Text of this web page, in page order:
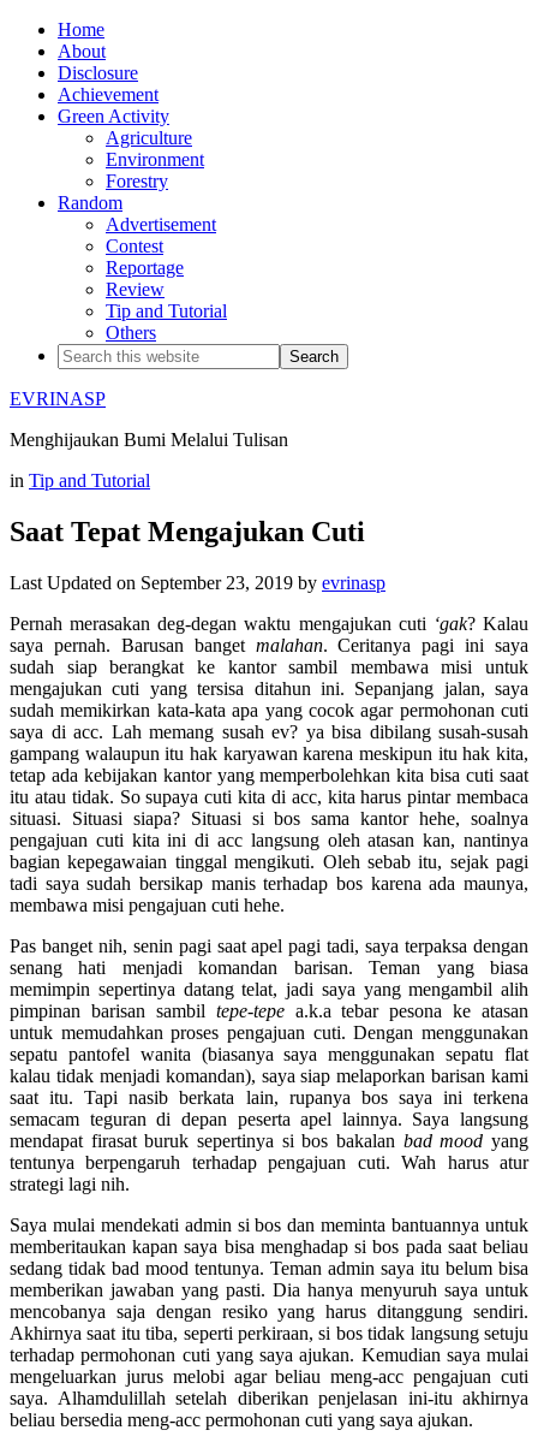
Home
About
Disclosure
Achievement
Green Activity
Agriculture
Environment
Forestry
Random
Advertisement
Contest
Reportage
Review
Tip and Tutorial
Others
EVRINASP
Menghijaukan Bumi Melalui Tulisan
in Tip and Tutorial
Saat Tepat Mengajukan Cuti
Last Updated on September 23, 2019 by evrinasp
Pernah merasakan deg-degan waktu mengajukan cuti ‘gak? Kalau
saya pernah. Barusan banget malahan. Ceritanya pagi ini saya
sudah siap berangkat ke kantor sambil membawa misi untuk
mengajukan cuti yang tersisa ditahun ini. Sepanjang jalan, saya
sudah memikirkan kata-kata apa yang cocok agar permohonan cuti
saya di acc. Lah memang susah ev? ya bisa dibilang susah-susah
gampang walaupun itu hak karyawan karena meskipun itu hak kita,
tetap ada kebijakan kantor yang memperbolehkan kita bisa cuti saat
itu atau tidak. So supaya cuti kita di acc, kita harus pintar membaca
situasi. Situasi siapa? Situasi si bos sama kantor hehe, soalnya
pengajuan cuti kita ini di acc langsung oleh atasan kan, nantinya
bagian kepegawaian tinggal mengikuti. Oleh sebab itu, sejak pagi
tadi saya sudah bersikap manis terhadap bos karena ada maunya,
membawa misi pengajuan cuti hehe.
Pas banget nih, senin pagi saat apel pagi tadi, saya terpaksa dengan
senang hati menjadi komandan barisan. Teman yang biasa
memimpin sepertinya datang telat, jadi saya yang mengambil alih
pimpinan barisan sambil tepe-tepea.k.a tebar pesona ke atasan
untuk memudahkan proses pengajuan cuti. Dengan menggunakan
sepatu pantofel wanita (biasanya saya menggunakan sepatu flat
kalau tidak menjadi komandan), saya siap melaporkan barisan kami
saat itu. Tapi nasib berkata lain, rupanya bos saya ini terkena
semacam teguran di depan peserta apel lainnya. Saya langsung
mendapat firasat buruk sepertinya si bos bakalan bad mood yang
tentunya berpengaruh terhadap pengajuan cuti. Wah harus atur
strategi lagi nih.
Saya mulai mendekati admin si bos dan meminta bantuannya untuk
memberitaukan kapan saya bisa menghadap si bos pada saat beliau
sedang tidak bad mood tentunya. Teman admin saya itu belum bisa
memberikan jawaban yang pasti. Dia hanya menyuruh saya untuk
mencobanya saja dengan resiko yang harus ditanggung sendiri.
Akhirnya saat itu tiba, seperti perkiraan, si bos tidak langsung setuju
terhadap permohonan cuti yang saya ajukan. Kemudian saya mulai
mengeluarkan jurus melobi agar beliau meng-acc pengajuan cuti
saya. Alhamdulillah setelah diberikan penjelasan ini-itu akhirnya
beliau bersedia meng-acc permohonan cuti yang saya ajukan.